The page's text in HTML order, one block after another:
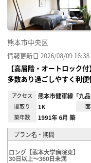
熊本市中央区
情報更新日 2026/08/09 16:38
【高層階・オートロック
多数あり過ごしやすく利
アクセス 熊本市健軍線「九
間取り 1K
築年数 1991年 6月 築
プラン名・期間
ロング【熊本大学病院東】
30日以上～360日未満